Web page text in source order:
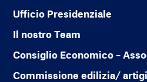
Ufficio Presidenziale
Il nostro Team
Consiglio Economico –
Commissione edilizia/